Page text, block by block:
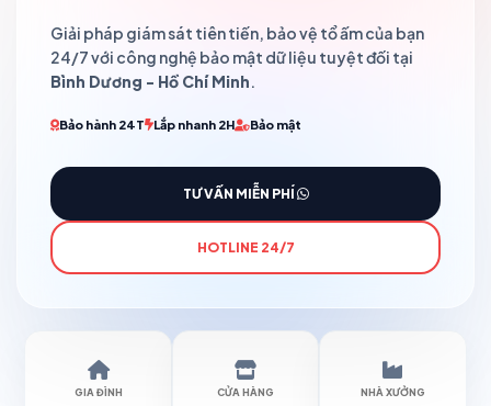
Giải pháp giám sát tiên tiến, bảo vệ tổ ấm của bạn
24/7 với công nghệ bảo mật dữ liệu tuyệt đối tại
Bình Dương - Hồ Chí Minh.
Bảo hành 24T Lắp nhanh 2H Bảo mật
TƯ VẤN MIỄN PHÍ
HOTLINE 24/7
GIA ĐÌNH CỬA HÀNG NHÀ XƯỞNG